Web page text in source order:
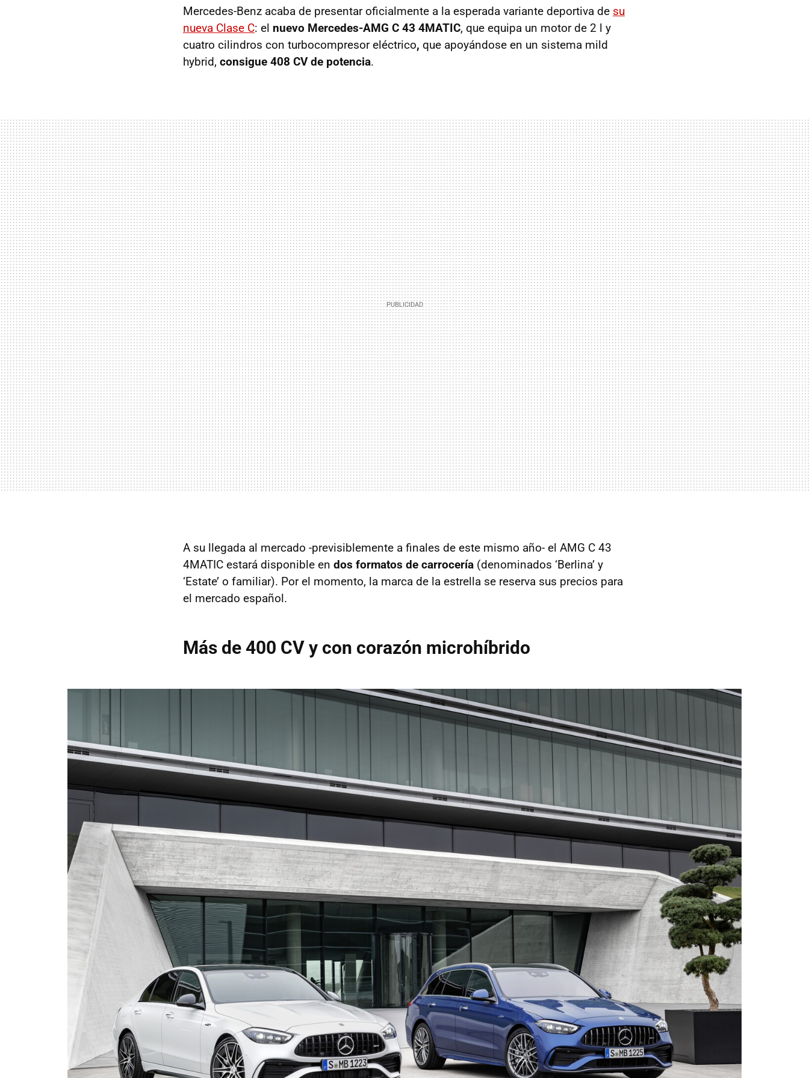
Mercedes-Benz acaba de presentar oficialmente a la esperada variante deportiva de su
nueva Clase C: el nuevo Mercedes-AMG C 43 4MATIC, que equipa un motor de 2 l y
cuatro cilindros con turbocompresor eléctrico, que apoyándose en un sistema mild
hybrid, consigue 408 CV de potencia.
A su llegada al mercado -previsiblemente a finales de este mismo año- el AMG C 43
4MATIC estará disponible en dos formatos de carrocería (denominados ‘Berlina’ y
‘Estate’ o familiar). Por el momento, la marca de la estrella se reserva sus precios para
el mercado español.
Más de 400 CV y con corazón microhíbrido